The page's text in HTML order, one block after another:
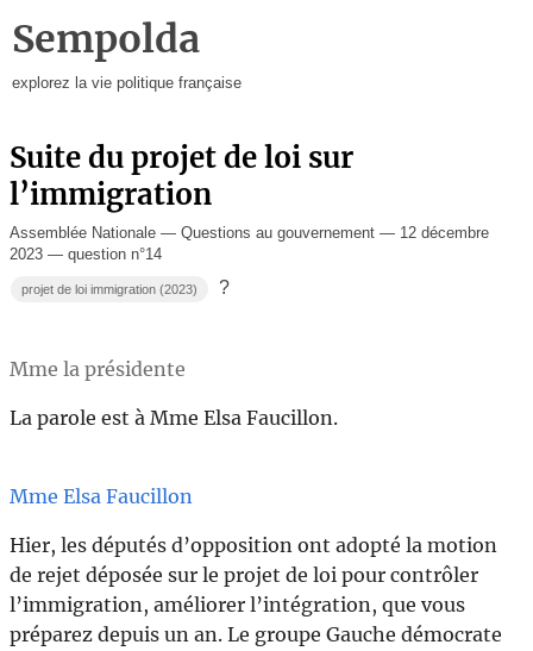
Sempolda
explorez la vie politique française
Suite du projet de loi sur
l’immigration
Assemblée Nationale — Questions au gouvernement — 12 décembre
2023 — question n°14
projet de loi immigration (2023) ?
Mme la présidente
La parole est à Mme Elsa Faucillon.
Mme Elsa Faucillon
Hier, les députés d’opposition ont adopté la motion
de rejet déposée sur le projet de loi pour contrôler
l’immigration, améliorer l’intégration, que vous
préparez depuis un an. Le groupe Gauche démocrate